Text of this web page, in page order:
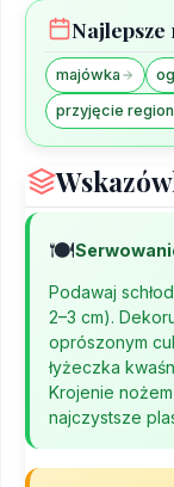
Najlepsze
majówka
przyjęcie
🍽️
Podawaj
2–3 cm).
oprószonym
łyżeczka
Krojenie
najczystsze